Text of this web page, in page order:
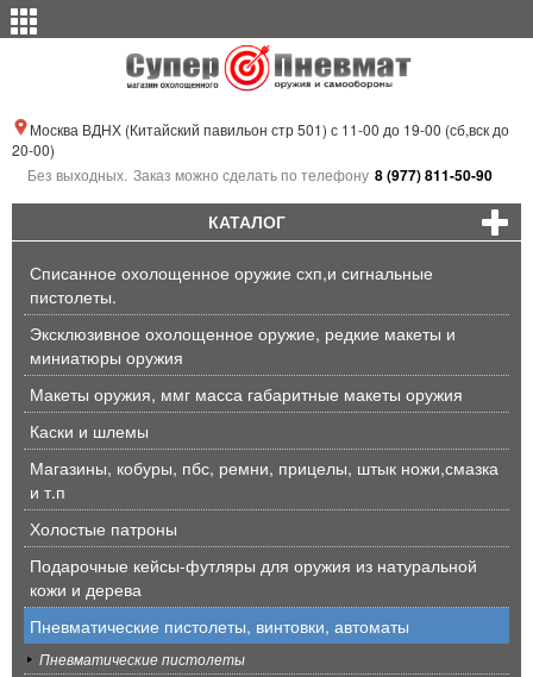
Москва ВДНХ (Китайский павильон стр 501) с 11-00 до 19-00 (сб,вск до
20-00)
Без выходных. Заказ можно сделать по телефону 8 (977) 811-50-90
КАТАЛОГ
Списанное охолощенное оружие схп,и сигнальные
пистолеты.
Эксклюзивное охолощенное оружие, редкие макеты и
миниатюры оружия
Макеты оружия, ммг масса габаритные макеты оружия
Каски и шлемы
Магазины, кобуры, пбс, ремни, прицелы, штык ножи,смазка
и т.п
Холостые патроны
Подарочные кейсы-футляры для оружия из натуральной
кожи и дерева
Пневматические пистолеты, винтовки, автоматы
Пневматические пистолеты